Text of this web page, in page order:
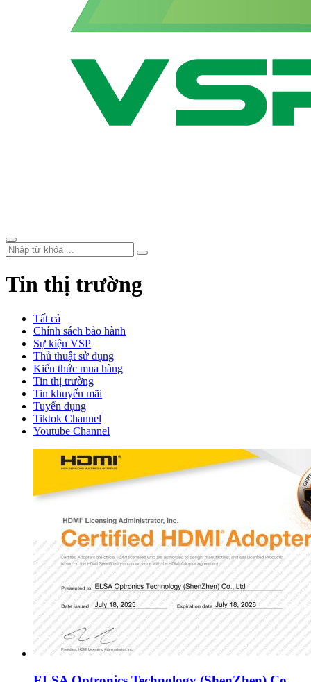
Tin thị trường
Tất cả
Chính sách bảo hành
Sự kiện VSP
Thủ thuật sử dụng
Kiến thức mua hàng
Tin thị trường
Tin khuyến mãi
Tuyển dụng
Tiktok Channel
Youtube Channel